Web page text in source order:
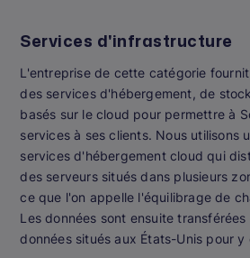
Services d'infrastructure
L'entreprise de cette catégorie
des services d'hébergement, de
basés sur le cloud pour permettre à
services à ses clients. Nous utilisons
services d'hébergement cloud qui
des serveurs situés dans plusieurs
ce que l'on appelle l'équilibrage de
Les données sont ensuite
données situés aux États-Unis pour y